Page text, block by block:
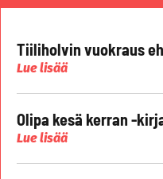
Tiiliholvin vuokraus
Lue lisää
Olipa kesä kerran -
Lue lisää